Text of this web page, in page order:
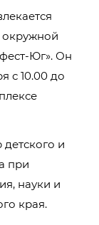
окружной
Юг». Он
с 10.00 до
и
при
науки и
края.